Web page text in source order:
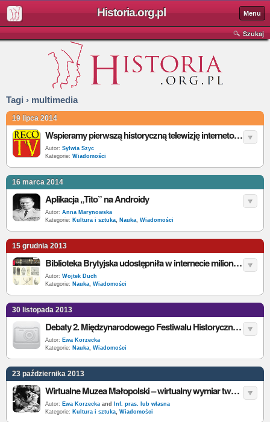
Historia.org.pl Menu
Szukaj
Tagi › multimedia
19 lipca 2014
Wspieramy pierwszą historyczną telewizję internetową Reco TV
Autor: Sylwia Szyc
Kategorie: Wiadomości
16 marca 2014
Aplikacja „Tito” na Androidy
Autor: Anna Marynowska
Kategorie: Kultura i sztuka, Nauka, Wiadomości
15 grudnia 2013
Biblioteka Brytyjska udostępniła w internecie milion ilustracji
Autor: Wojtek Duch
Kategorie: Nauka, Wiadomości
30 listopada 2013
Debaty 2. Międzynarodowego Festiwalu Historycznego „Wiek XX. Anamneses” [video]
Autor: Ewa Korzecka
Kategorie: Nauka, Wiadomości
23 października 2013
Wirtualne Muzea Małopolski – wirtualny wymiar twórczości Tadeusza Kantora
Autor: Ewa Korzecka and
Inf. pras. lub własna
Kategorie: Kultura i sztuka, Wiadomości